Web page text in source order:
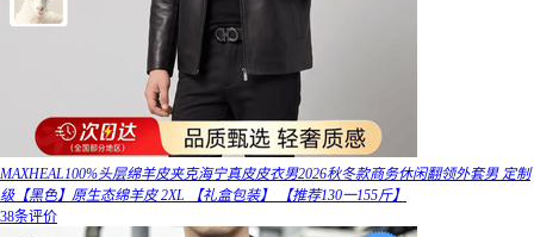
MAXHEAL100%头层绵羊皮夹克海宁真皮皮衣男2026秋冬款商务休闲翻领外套男 定制
级【黑色】原生态绵羊皮 2XL 【礼盒包装】 【推荐130一155斤】
38条评价